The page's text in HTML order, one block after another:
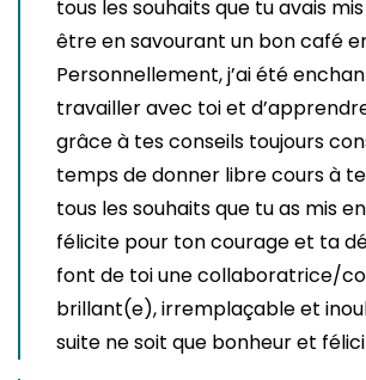
tous les souhaits que tu avais
être en savourant un bon café
Personnellement, j’ai été
travailler avec toi et
grâce à tes conseils toujours
temps de donner libre cours à
tous les souhaits que tu as mis
félicite pour ton courage et ta
font de toi une collaboratrice/
brillant(e), irremplaçable et
suite ne soit que bonheur et